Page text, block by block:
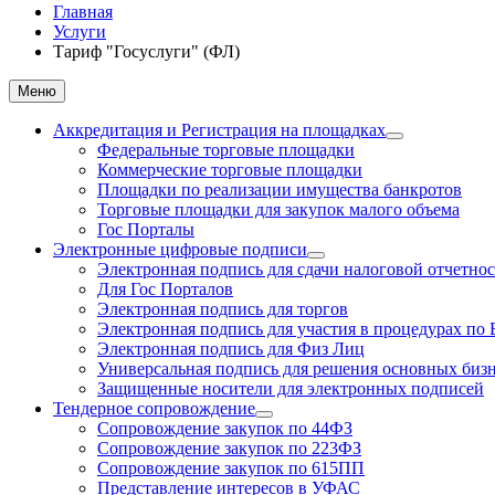
Главная
Услуги
Тариф "Госуслуги" (ФЛ)
Меню
Аккредитация и Регистрация на площадках
Федеральные торговые площадки
Коммерческие торговые площадки
Площадки по реализации имущества банкротов
Торговые площадки для закупок малого объема
Гос Порталы
Электронные цифровые подписи
Электронная подпись для сдачи налоговой
Для Гос Порталов
Электронная подпись для торгов
Электронная подпись для участия в процедурах по
Электронная подпись для Физ Лиц
Универсальная подпись для решения основных
Защищенные носители для электронных подписей
Тендерное сопровождение
Сопровождение закупок по 44ФЗ
Сопровождение закупок по 223ФЗ
Сопровождение закупок по 615ПП
Представление интересов в УФАС